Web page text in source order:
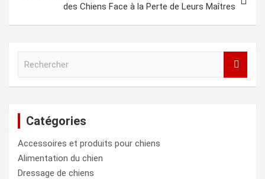
des Chiens Face à la Perte de Leurs Maîtres
c
h
e
r
Catégories
Accessoires et produits pour chiens
Alimentation du chien
Dressage de chiens